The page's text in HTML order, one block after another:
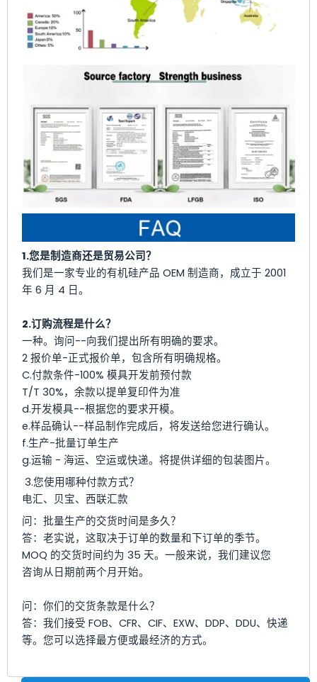
1.您是制造商还是贸易公司？
我们是一家专业的有机硅产品 OEM 制造商，成立于 2001
年 6 月 4 日。
2.订购流程是什么？
一种。询问--向我们提出所有明确的要求。
2 报价单-正式报价单，包含所有明确规格。
C.付款条件-100% 模具开发前预付款
T/T 30%，余款以提单复印件为准
d.开发模具--根据您的要求开模。
e.样品确认--样品制作完成后，将发送给您进行确认。
f.生产-批量订单生产
g.运输 - 海运、空运或快递。将提供详细的包装图片。
3.您使用哪种付款方式？
电汇、贝宝、西联汇款
问：批量生产的交货时间是多久？
答：老实说，这取决于订单的数量和下订单的季节。
MOQ 的交货时间约为 35 天。一般来说，我们建议您
咨询从日期前两个月开始。
问：你们的交货条款是什么？
答：我们接受 FOB、CFR、CIF、EXW、DDP、DDU、快递
等。您可以选择最方便或最经济的方式。